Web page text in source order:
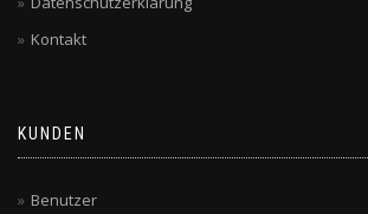
Kontakt
KUNDEN
Benutzer